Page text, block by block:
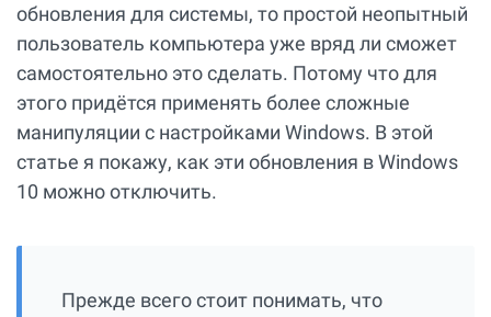
обновления для системы, то простой неопытный
пользователь компьютера уже вряд ли сможет
самостоятельно это сделать. Потому что для
этого придётся применять более сложные
манипуляции с настройками Windows. В этой
статье я покажу, как эти обновления в Windows
10 можно отключить.
Прежде всего стоит понимать, что